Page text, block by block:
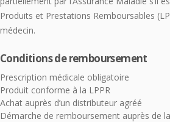
Produits et Prestations Remboursables
médecin.
Conditions de remboursement
Prescription médicale obligatoire
Produit conforme à la LPPR
Achat auprès d’un distributeur agréé
Démarche de remboursement auprès de